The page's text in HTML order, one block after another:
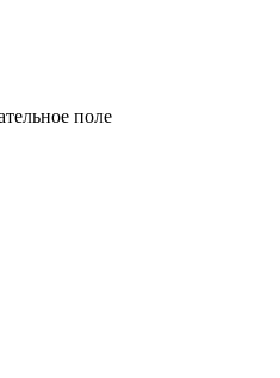
поле